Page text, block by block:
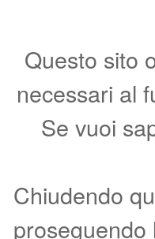
Questo sito
necessari al
Se vuoi
Chiudendo
proseguendo